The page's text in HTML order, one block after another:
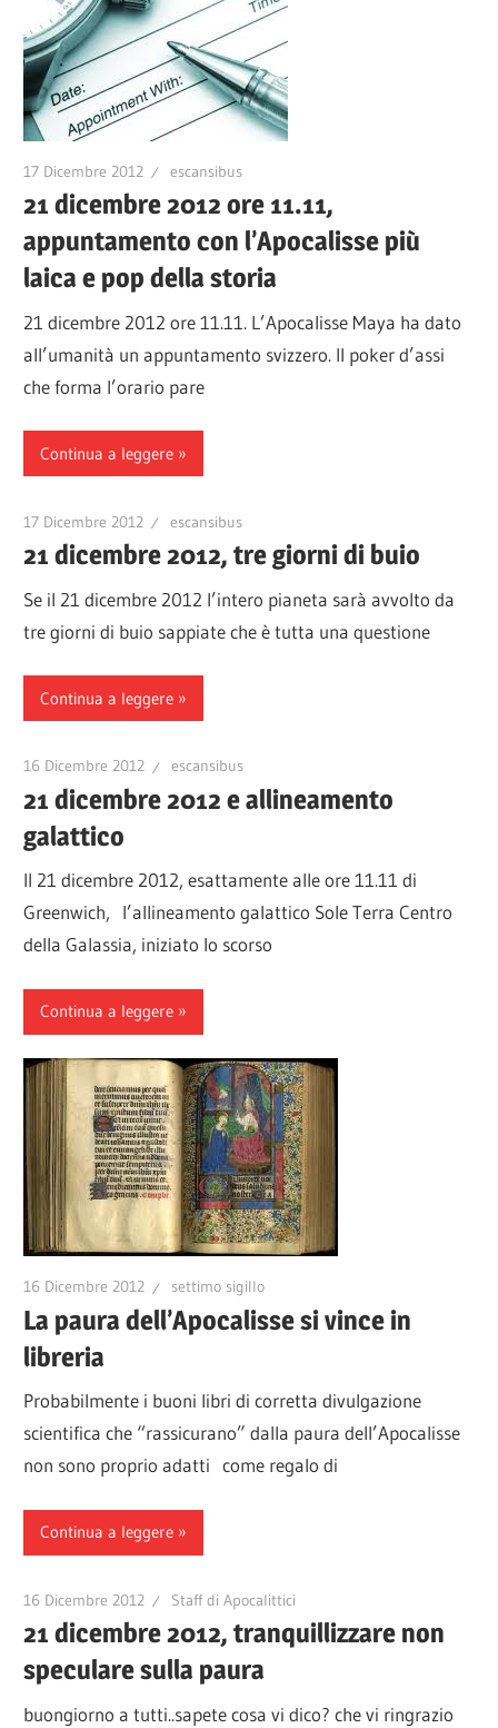
17 Dicembre 2012 escansibus
21 dicembre 2012 ore 11.11,
appuntamento con l’Apocalisse più
laica e pop della storia
21 dicembre 2012 ore 11.11. L’Apocalisse Maya ha dato
all’umanità un appuntamento svizzero. Il poker d’assi
che forma l’orario pare
Continua a leggere
17 Dicembre 2012 escansibus
21 dicembre 2012, tre giorni di buio
Se il 21 dicembre 2012 l’intero pianeta sarà avvolto da
tre giorni di buio sappiate che è tutta una questione
Continua a leggere
16 Dicembre 2012 escansibus
21 dicembre 2012 e allineamento
galattico
Il 21 dicembre 2012, esattamente alle ore 11.11 di
Greenwich, l’allineamento galattico Sole Terra Centro
della Galassia, iniziato lo scorso
Continua a leggere
16 Dicembre 2012 settimo sigillo
La paura dell’Apocalisse si vince in
libreria
Probabilmente i buoni libri di corretta divulgazione
scientifica che “rassicurano” dalla paura dell’Apocalisse
non sono proprio adatti come regalo di
Continua a leggere
16 Dicembre 2012 Staff di Apocalittici
21 dicembre 2012, tranquillizzare non
speculare sulla paura
buongiorno a tutti..sapete cosa vi dico? che vi ringrazio